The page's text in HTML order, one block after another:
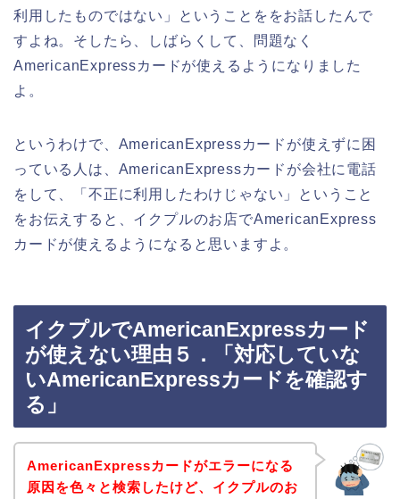
利用したものではない」ということををお話したんで
すよね。そしたら、しばらくして、問題なく
AmericanExpressカードが使えるようになりました
よ。
というわけで、AmericanExpressカードが使えずに困
っている人は、AmericanExpressカードが会社に電話
をして、「不正に利用したわけじゃない」ということ
をお伝えすると、イクプルのお店でAmericanExpress
カードが使えるようになると思いますよ。
イクプルでAmericanExpressカード
が使えない理由５．「対応していな
いAmericanExpressカードを確認す
る」
AmericanExpressカードがエラーになる
原因を色々と検索したけど、イクプルのお